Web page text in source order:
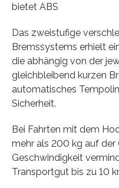
bietet ABS
Das zweistufige
Bremssystems erhielt
die abhängig von der
gleichbleibend kurzen
automatisches
Sicherheit.
Bei Fahrten mit dem
mehr als 200 kg auf der
Geschwindigkeit
Transportgut bis zu 10